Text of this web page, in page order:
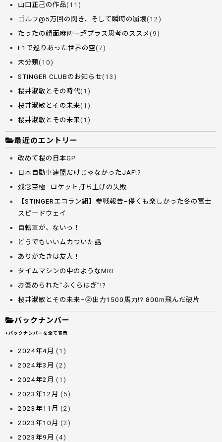
山口正己の作品(11)
ゴルフ@5万回の閃き、そして瞬時の崩壊(12)
たったの顔面麻痺―超プラス思考のススメ(9)
F1で巡りあった世界の空(7)
未分類(10)
STINGER CLUBのお知らせ(13)
桜井淑敏とその時代(1)
桜井淑敏とその未来(1)
桜井淑敏とその未来(1)
最近のエントリー
改めて桜の日本GP
日本自動車連盟だけじゃなかったJAF!?
残念至極–ロケット打ち上げの失敗
【STINGERエコラン組】参戦報告–儚くも楽しかった冬の富士
スピードウェイ
自転車が、ないっ！
どうでもいいムカついた話
ありがたきは友人！
タイムマシンの中のようなMRI
お褒められた“ふくらはぎ”!?
桜井淑敏とその未来–②出力1500馬力!? 800m飛んだ破片
バックナンバー
+バックナンバーを全て表示
2024年4月 (1)
2024年3月 (2)
2024年2月 (1)
2023年12月 (5)
2023年11月 (2)
2023年10月 (2)
2023年9月 (4)